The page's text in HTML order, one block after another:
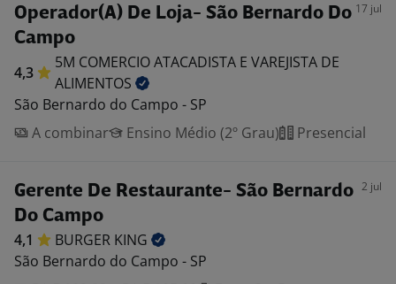
Operador(A) De Loja- São Bernardo Do
Campo
17 jul
4,3
5M COMERCIO ATACADISTA E VAREJISTA DE
ALIMENTOS
São Bernardo do Campo - SP
A combinar
Ensino Médio (2º Grau) Presencial
Gerente De Restaurante- São Bernardo
Do Campo
2 jul
4,1 BURGER KING
São Bernardo do Campo - SP